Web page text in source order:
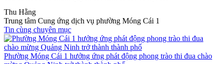
Thu Hằng
Trung tâm Cung ứng dịch vụ phường Móng Cái 1
Tin cùng chuyên mục
Phường Móng Cái 1 hưởng ứng phát động phong trào thi đua chào